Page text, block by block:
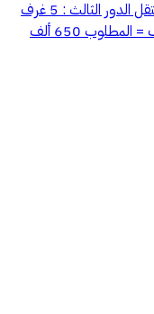
عماره للبيع 3 أدوار بمحافظة الكامل الدور الأول : 5 غرف مدخلين - صاله - مطبخ - 2 دورات مياه - عداد كهرباء مستقل الدور الثاني : 5 غرف مدخلين - صاله - مطبخ - 2 دورات مياه - عداد كهرباء مستقل الدور الثالث : 5 غرف
مدخلين - صاله - مطبخ - 2 دورات مياه - عداد كهرباء مستقل يوجد خزان سفلي كبير وخزان علوي عليها بنك عقاري متبقي حوالي 300 ألف مطلوب شخص كاش يقفل البنك 300 الف ويدفع 350 ألف = المطلوب 650 ألف